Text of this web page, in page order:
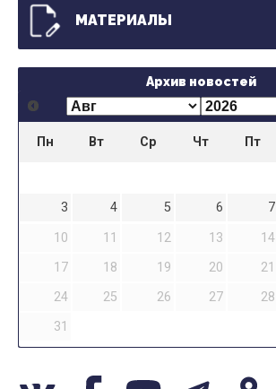
МАТЕРИАЛЫ
Архив новостей
Пн Вт Ср Чт Пт
3
4 5 6 7
10
11 12 13 14
17
18 19 20 21
24
25 26 27 28
31